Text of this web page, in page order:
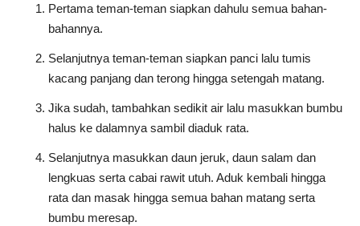
Pertama teman-teman siapkan dahulu semua bahan-
bahannya.
Selanjutnya teman-teman siapkan panci lalu tumis
kacang panjang dan terong hingga setengah matang.
Jika sudah, tambahkan sedikit air lalu masukkan bumbu
halus ke dalamnya sambil diaduk rata.
Selanjutnya masukkan daun jeruk, daun salam dan
lengkuas serta cabai rawit utuh. Aduk kembali hingga
rata dan masak hingga semua bahan matang serta
bumbu meresap.